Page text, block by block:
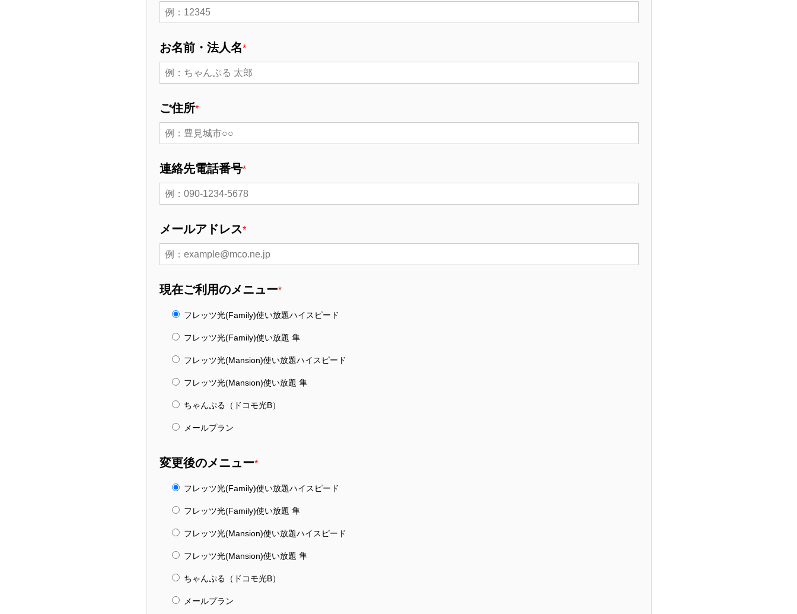
お名前・法人名*
ご住所*
連絡先電話番号*
メールアドレス*
現在ご利用のメニュー*
フレッツ光(Family)使い放題ハイスピード
フレッツ光(Family)使い放題 隼
フレッツ光(Mansion)使い放題ハイスピード
フレッツ光(Mansion)使い放題 隼
ちゃんぷる（ドコモ光B）
メールプラン
変更後のメニュー*
フレッツ光(Family)使い放題ハイスピード
フレッツ光(Family)使い放題 隼
フレッツ光(Mansion)使い放題ハイスピード
フレッツ光(Mansion)使い放題 隼
ちゃんぷる（ドコモ光B）
メールプラン